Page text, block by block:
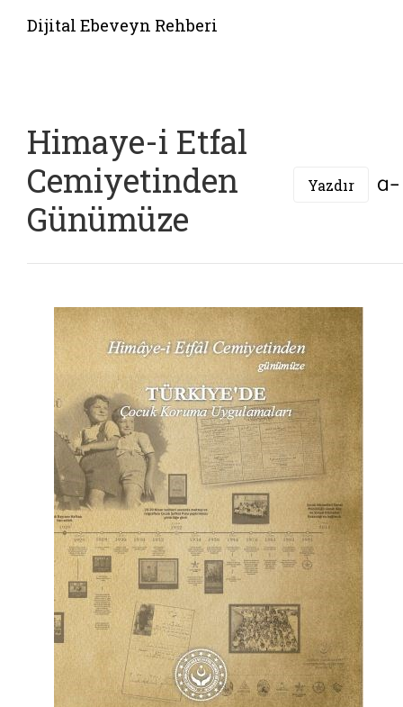
Dijital Ebeveyn Rehberi
Himaye-i Etfal
Cemiyetinden
Günümüze
Yazdır